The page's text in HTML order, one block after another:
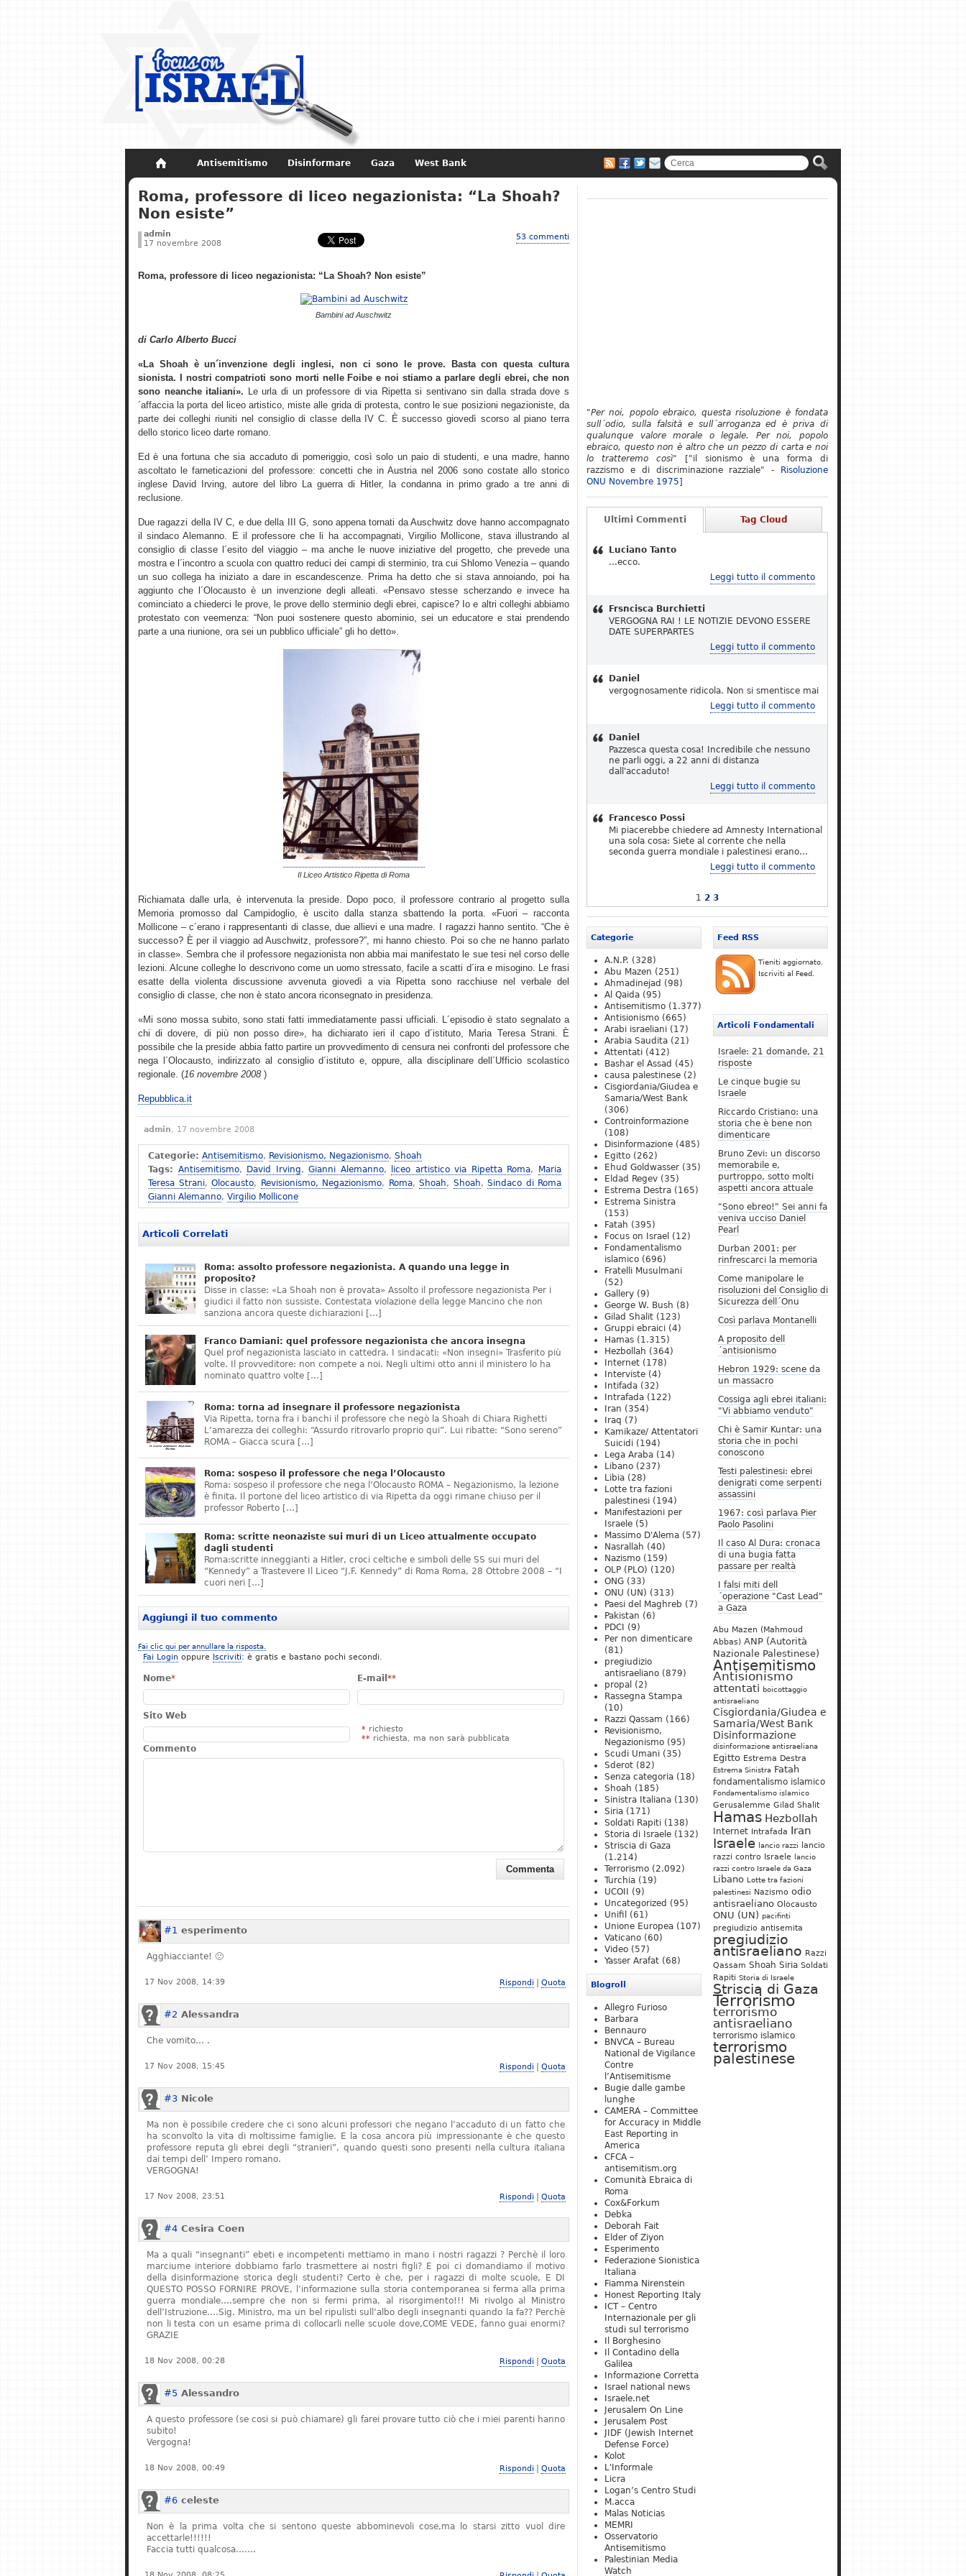
Antisemitismo Disinformare Gaza West Bank
Non dimenticare Storia di Israele
Roma, professore di liceo negazionista: “La Shoah?
Non esiste”
admin
17 novembre 2008
53 commenti
Roma, professore di liceo negazionista: “La Shoah? Non esiste”
Bambini ad Auschwitz
di Carlo Alberto Bucci
«La Shoah è un´invenzione degli inglesi, non ci sono le prove. Basta con questa cultura
sionista. I nostri compatrioti sono morti nelle Foibe e noi stiamo a parlare degli ebrei, che non
sono neanche italiani». Le urla di un professore di via Ripetta si sentivano sin dalla strada dove s
´affaccia la porta del liceo artistico, miste alle grida di protesta, contro le sue posizioni negazioniste, da
parte dei colleghi riuniti nel consiglio di classe della IV C. È successo giovedì scorso al piano terra
dello storico liceo darte romano.
Ed è una fortuna che sia accaduto di pomeriggio, così solo un paio di studenti, e una madre, hanno
ascoltato le farneticazioni del professore: concetti che in Austria nel 2006 sono costate allo storico
inglese David Irving, autore del libro La guerra di Hitler, la condanna in primo grado a tre anni di
reclusione.
Due ragazzi della IV C, e due della III G, sono appena tornati da Auschwitz dove hanno accompagnato
il sindaco Alemanno. E il professore che li ha accompagnati, Virgilio Mollicone, stava illustrando al
consiglio di classe l´esito del viaggio – ma anche le nuove iniziative del progetto, che prevede una
mostra e l´incontro a scuola con quattro reduci dei campi di sterminio, tra cui Shlomo Venezia – quando
un suo collega ha iniziato a dare in escandescenze. Prima ha detto che si stava annoiando, poi ha
aggiunto che l´Olocausto è un invenzione degli alleati. «Pensavo stesse scherzando e invece ha
cominciato a chiederci le prove, le prove dello sterminio degli ebrei, capisce? Io e altri colleghi abbiamo
protestato con veemenza: “Non puoi sostenere questo abominio, sei un educatore e stai prendendo
parte a una riunione, ora sei un pubblico ufficiale” gli ho detto».
Il Liceo Artistico Ripetta di Roma
Richiamata dalle urla, è intervenuta la preside. Dopo poco, il professore contrario al progetto sulla
Memoria promosso dal Campidoglio, è uscito dalla stanza sbattendo la porta. «Fuori – racconta
Mollicone – c´erano i rappresentanti di classe, due allievi e una madre. I ragazzi hanno sentito. “Che è
successo? È per il viaggio ad Auschwitz, professore?”, mi hanno chiesto. Poi so che ne hanno parlato
in classe». Sembra che il professore negazionista non abbia mai manifestato le sue tesi nel corso delle
lezioni. Alcune colleghe lo descrivono come un uomo stressato, facile a scatti d´ira e misogino. Le frasi
esatte della violenta discussione avvenuta giovedì a via Ripetta sono racchiuse nel verbale del
consiglio di classe, che non è stato ancora riconsegnato in presidenza.
«Mi sono mossa subito, sono stati fatti immediatamente passi ufficiali. L´episodio è stato segnalato a
chi di dovere, di più non posso dire», ha dichiarato ieri il capo d´istituto, Maria Teresa Strani. È
possibile che la preside abbia fatto partire un provvedimento di censura nei confronti del professore che
nega l´Olocausto, indirizzato al consiglio d´istituto e, oppure, alla disciplinare dell´Ufficio scolastico
regionale. (16 novembre 2008 )
Repubblica.it
admin, 17 novembre 2008
Categorie: Antisemitismo, Revisionismo, Negazionismo, Shoah
Tags: Antisemitismo, David Irving,Gianni Alemanno, liceo artistico via Ripetta Roma,
Maria
Teresa Strani, Olocausto, Revisionismo, Negazionismo, Roma, Shoah, Shoah, Sindaco di Roma
Gianni Alemanno, Virgilio Mollicone
Articoli Correlati
Roma: assolto professore negazionista. A quando una legge in
proposito?
Disse in classe: «La Shoah non è provata» Assolto il professore negazionista Per i
giudici il fatto non sussiste. Contestata violazione della legge Mancino che non
sanziona ancora queste dichiarazioni […]
Franco Damiani: quel professore negazionista che ancora insegna
Quel prof negazionista lasciato in cattedra. I sindacati: «Non insegni» Trasferito più
volte. Il provveditore: non compete a noi. Negli ultimi otto anni il ministero lo ha
nominato quattro volte […]
Roma: torna ad insegnare il professore negazionista
Via Ripetta, torna fra i banchi il professore che negò la Shoah di Chiara Righetti
L’amarezza dei colleghi: “Assurdo ritrovarlo proprio qui”. Lui ribatte: “Sono sereno”
ROMA – Giacca scura […]
Roma: sospeso il professore che nega l’Olocausto
Roma: sospeso il professore che nega l’Olocausto ROMA – Negazionismo, la lezione
è finita. Il portone del liceo artistico di via Ripetta da oggi rimane chiuso per il
professor Roberto […]
Roma: scritte neonaziste sui muri di un Liceo attualmente occupato
dagli studenti
Roma:scritte inneggianti a Hitler, croci celtiche e simboli delle SS sui muri del
“Kennedy” a Trastevere Il Liceo “J.F. Kennedy” di Roma Roma, 28 Ottobre 2008 – “I
cuori neri […]
Aggiungi il tuo commento
Fai clic qui per annullare la risposta.
Fai Login oppure Iscriviti: è gratis e bastano pochi secondi.
Nome* E-mail **
Sito Web
* richiesto
** richiesta, ma non sarà pubblicata
Commento
#1 esperimento
Agghiacciante! 🙁
17 Nov 2008, 14:39 Rispondi Quota
#2 Alessandra
Che vomito… .
17 Nov 2008, 15:45 Rispondi Quota
#3 Nicole
Ma non è possibile credere che ci sono alcuni professori che negano l’accaduto di un fatto che
ha sconvolto la vita di moltissime famiglie. E la cosa ancora più impressionante è che questo
professore reputa gli ebrei degli “stranieri”, quando questi sono presenti nella cultura italiana
dai tempi dell’ Impero romano.
VERGOGNA!
17 Nov 2008, 23:51 Rispondi Quota
#4 Cesira Coen
Ma a quali “insegnanti” ebeti e incompetenti mettiamo in mano i nostri ragazzi ? Perchè il loro
marciume interiore dobbiamo farlo trasmettere ai nostri figli? E poi ci domandiamo il motivo
della disinformazione storica degli studenti? Certo è che, per i ragazzi di molte scuole, E DI
QUESTO POSSO FORNIRE PROVE, l’informazione sulla storia contemporanea si ferma alla prima
guerra mondiale….sempre che non si fermi prima, al risorgimento!!! Mi rivolgo al Ministro
dell’Istruzione….Sig. Ministro, ma un bel ripulisti sull’albo degli insegnanti quando la fa?? Perchè
non li testa con un esame prima di collocarli nelle scuole dove,COME VEDE, fanno guai enormi?
GRAZIE
18 Nov 2008, 00:28 Rispondi Quota
#5 Alessandro
A questo professore (se cosi si può chiamare) gli farei provare tutto ciò che i miei parenti hanno
subito!
Vergogna!
18 Nov 2008, 00:49 Rispondi Quota
#6 celeste
Non è la prima volta che si sentono queste abbominevoli cose,ma lo starsi zitto vuol dire
accettarle!!!!!!
Faccia tutti qualcosa…….
"Per noi, popolo ebraico, questa risoluzione è fondata
sull´odio, sulla falsità e sull´arroganza ed è priva di
qualunque valore morale o legale. Per noi, popolo
ebraico, questo non è altro che un pezzo di carta e noi
lo tratteremo così" ["il sionismo è una forma di
razzismo e di discriminazione razziale" -
Risoluzione
ONU Novembre 1975]
Ultimi Commenti Tag Cloud
Luciano Tanto
...ecco.
Leggi tutto il commento
Frsncisca Burchietti
VERGOGNA RAI ! LE NOTIZIE DEVONO ESSERE
DATE SUPERPARTES
Leggi tutto il commento
Daniel
vergognosamente ridicola. Non si smentisce mai
Leggi tutto il commento
Daniel
Pazzesca questa cosa! Incredibile che nessuno
ne parli oggi, a 22 anni di distanza
dall'accaduto!
Leggi tutto il commento
Francesco Possi
Mi piacerebbe chiedere ad Amnesty International
una sola cosa: Siete al corrente che nella
seconda guerra mondiale i palestinesi erano…
Leggi tutto il commento
1 2 3
Feed RSS
Tieniti aggiornato.
Iscriviti al Feed.
Articoli Fondamentali
Israele: 21 domande, 21
risposte
Le cinque bugie su
Israele
Riccardo Cristiano: una
storia che è bene non
dimenticare
Bruno Zevi: un discorso
memorabile e,
purtroppo, sotto molti
aspetti ancora attuale
"Sono ebreo!" Sei anni fa
veniva ucciso Daniel
Pearl
Durban 2001: per
rinfrescarci la memoria
Come manipolare le
risoluzioni del Consiglio di
Sicurezza dell´Onu
Così parlava Montanelli
A proposito dell
´antisionismo
Hebron 1929: scene da
un massacro
Cossiga agli ebrei italiani:
"Vi abbiamo venduto"
Chi è Samir Kuntar: una
storia che in pochi
conoscono
Testi palestinesi: ebrei
denigrati come serpenti
assassini
1967: così parlava Pier
Paolo Pasolini
Il caso Al Dura: cronaca
di una bugia fatta
passare per realtà
I falsi miti dell
´operazione "Cast Lead"
a Gaza
Abu Mazen (Mahmoud
Abbas) ANP (Autorità
Nazionale Palestinese)
Antisemitismo
Antisionismo
attentati boicottaggio
antisraeliano
Cisgiordania/Giudea e
Samaria/West Bank
Disinformazione
disinformazione antisraeliana
Egitto Estrema Destra
Estrema Sinistra Fatah
fondamentalismo islamico
Fondamentalismo islamico
Gerusalemme Gilad Shalit
Hamas Hezbollah
Internet Intrafada Iran
Israele lancio razzi
lancio
razzi contro Israele lancio
razzi contro Israele da Gaza
Libano Lotte tra fazioni
palestinesi Nazismo odio
antisraeliano Olocausto
ONU (UN) pacifinti
pregiudizio antisemita
pregiudizio
antisraeliano Razzi
Qassam Shoah Siria Soldati
Rapiti Storia di Israele
Striscia di Gaza
Terrorismo
terrorismo
antisraeliano
terrorismo islamico
terrorismo
palestinese
Categorie
A.N.P. (328)
Abu Mazen (251)
Ahmadinejad (98)
Al Qaida (95)
Antisemitismo (1.377)
Antisionismo (665)
Arabi israeliani (17)
Arabia Saudita (21)
Attentati (412)
Bashar el Assad (45)
causa palestinese (2)
Cisgiordania/Giudea e
Samaria/West Bank
(306)
Controinformazione
(108)
Disinformazione (485)
Egitto (262)
Ehud Goldwasser (35)
Eldad Regev (35)
Estrema Destra (165)
Estrema Sinistra
(153)
Fatah (395)
Focus on Israel (12)
Fondamentalismo
islamico (696)
Fratelli Musulmani
(52)
Gallery (9)
George W. Bush (8)
Gilad Shalit (123)
Gruppi ebraici (4)
Hamas (1.315)
Hezbollah (364)
Internet (178)
Interviste (4)
Intifada (32)
Intrafada (122)
Iran (354)
Iraq (7)
Kamikaze/ Attentatori
Suicidi (194)
Lega Araba (14)
Libano (237)
Libia (28)
Lotte tra fazioni
palestinesi (194)
Manifestazioni per
Israele (5)
Massimo D'Alema (57)
Nasrallah (40)
Nazismo (159)
OLP (PLO) (120)
ONG (33)
ONU (UN) (313)
Paesi del Maghreb (7)
Pakistan (6)
PDCI
(9)
Per non dimenticare
(81)
pregiudizio
antisraeliano (879)
propal (2)
Rassegna Stampa
(10)
Razzi Qassam (166)
Revisionismo,
Negazionismo (95)
Scudi Umani (35)
Sderot (82)
Senza categoria (18)
Shoah (185)
Sinistra Italiana (130)
Siria (171)
Soldati Rapiti (138)
Storia di Israele (132)
Striscia di Gaza
(1.214)
Terrorismo (2.092)
Turchia (19)
UCOII
(9)
Uncategorized (95)
Unifil
(61)
Unione Europea (107)
Vaticano (60)
Video (57)
Yasser Arafat (68)
Blogroll
Allegro Furioso
Barbara
Bennauro
BNVCA – Bureau
National de Vigilance
Contre
l’Antisemitisme
Bugie dalle gambe
lunghe
CAMERA – Committee
for Accuracy in Middle
East Reporting in
America
CFCA –
antisemitism.org
Comunità Ebraica di
Roma
Cox&Forkum
Debka
Deborah Fait
Elder of Ziyon
Esperimento
Federazione Sionistica
Italiana
Fiamma Nirenstein
Honest Reporting Italy
ICT – Centro
Internazionale per gli
studi sul terrorismo
Il Borghesino
Il Contadino della
Galilea
Informazione Corretta
Israel national news
Israele.net
Jerusalem On Line
Jerusalem Post
JIDF (Jewish Internet
Defense Force)
Kolot
L'Informale
Licra
Logan’s Centro Studi
M.acca
Malas Noticias
MEMRI
Osservatorio
Antisemitismo
Palestinian Media
Watch